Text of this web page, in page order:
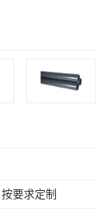
按要求定制